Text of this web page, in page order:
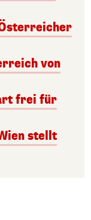
von
frei für
stellt